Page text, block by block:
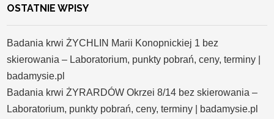
OSTATNIE WPISY
Badania krwi ŻYCHLIN Marii Konopnickiej 1 bez
skierowania – Laboratorium, punkty pobrań, ceny, terminy |
badamysie.pl
Badania krwi ŻYRARDÓW Okrzei 8/14 bez skierowania –
Laboratorium, punkty pobrań, ceny, terminy | badamysie.pl